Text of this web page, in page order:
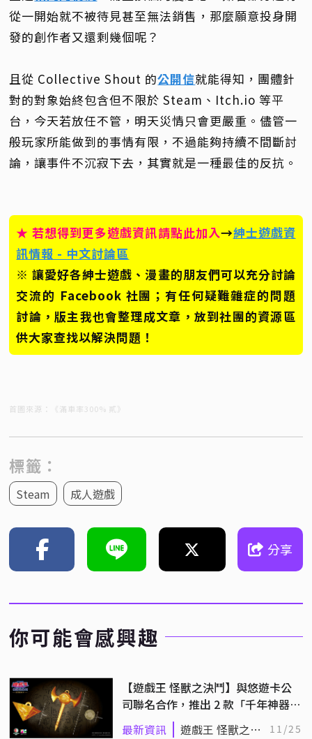
從一開始就不被待見甚至無法銷售，那麼願意投身開
發的創作者又還剩幾個呢？
且從 Collective Shout 的公開信就能得知，團體針
對的對象始終包含但不限於 Steam、Itch.io 等平
台，今天若放任不管，明天災情只會更嚴重。儘管一
般玩家所能做到的事情有限，不過能夠持續不間斷討
論，讓事件不沉寂下去，其實就是一種最佳的反抗。
★ 若想得到更多遊戲資訊請點此加入→紳士遊戲資
訊情報 - 中文討論區
※ 讓愛好各紳士遊戲、漫畫的朋友們可以充分討論
交流的 Facebook 社團；有任何疑難雜症的問題
討論，版主我也會整理成文章，放到社團的資源區
供大家查找以解決問題！
首圖來源：《滿車率300% 貳》
標籤：
Steam 成人遊戲
分享
你可能會感興趣
【遊戲王 怪獸之決鬥】與悠遊卡公
司聯名合作，推出 2 款「千年神器」
造型悠遊卡！
最新資訊
遊戲王 怪獸之決
11/25